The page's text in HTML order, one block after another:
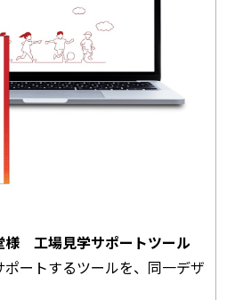
様 工場見学サポートツール
ートするツールを、同一デザ